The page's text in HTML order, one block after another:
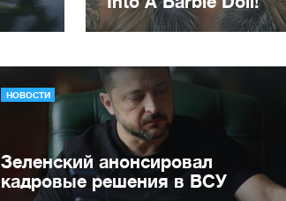
НОВОСТИ
Зеленский анонсировал
кадровые решения в ВСУ